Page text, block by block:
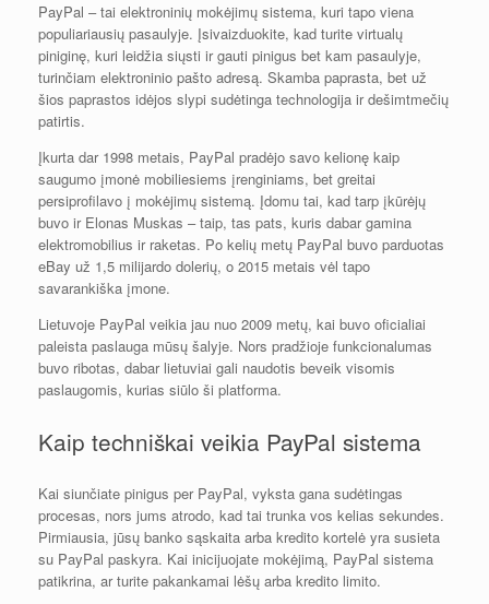
PayPal – tai elektroninių mokėjimų sistema, kuri tapo viena
populiariausių pasaulyje. Įsivaizduokite, kad turite virtualų
piniginę, kuri leidžia siųsti ir gauti pinigus bet kam pasaulyje,
turinčiam elektroninio pašto adresą. Skamba paprasta, bet už
šios paprastos idėjos slypi sudėtinga technologija ir dešimtmečių
patirtis.
Įkurta dar 1998 metais, PayPal pradėjo savo kelionę kaip
saugumo įmonė mobiliesiems įrenginiams, bet greitai
persiprofilavo į mokėjimų sistemą. Įdomu tai, kad tarp įkūrėjų
buvo ir Elonas Muskas – taip, tas pats, kuris dabar gamina
elektromobilius ir raketas. Po kelių metų PayPal buvo parduotas
eBay už 1,5 milijardo dolerių, o 2015 metais vėl tapo
savarankiška įmone.
Lietuvoje PayPal veikia jau nuo 2009 metų, kai buvo oficialiai
paleista paslauga mūsų šalyje. Nors pradžioje funkcionalumas
buvo ribotas, dabar lietuviai gali naudotis beveik visomis
paslaugomis, kurias siūlo ši platforma.
Kaip techniškai veikia PayPal sistema
Kai siunčiate pinigus per PayPal, vyksta gana sudėtingas
procesas, nors jums atrodo, kad tai trunka vos kelias sekundes.
Pirmiausia, jūsų banko sąskaita arba kredito kortelė yra susieta
su PayPal paskyra. Kai inicijuojate mokėjimą, PayPal sistema
patikrina, ar turite pakankamai lėšų arba kredito limito.